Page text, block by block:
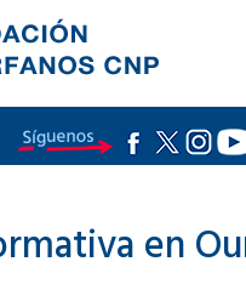
en